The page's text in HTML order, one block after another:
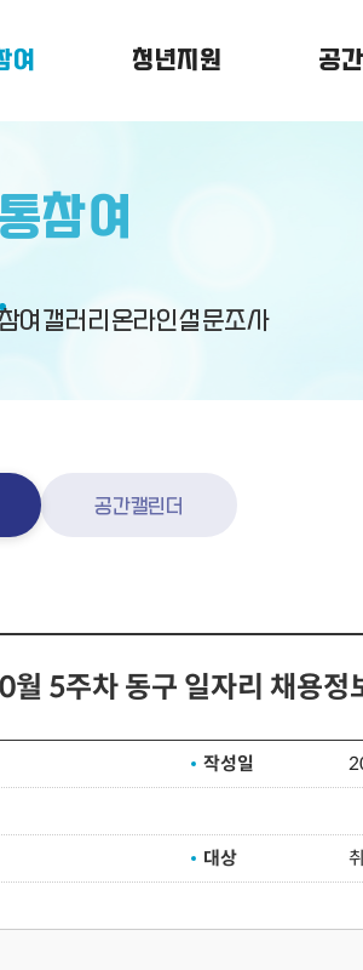
여 청년지원 공
참여
여 갤러리 온라인설문조사
공간캘린더
월 5주차 동구 일자리 채용정
작성일
대상